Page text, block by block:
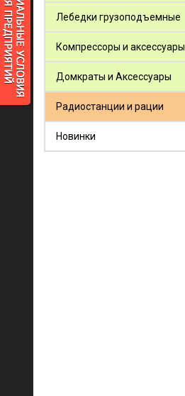
Лебедки грузоподъемные
Компрессоры и аксессуары
Домкраты и Аксессуары
Радиостанции и рации
Новинки